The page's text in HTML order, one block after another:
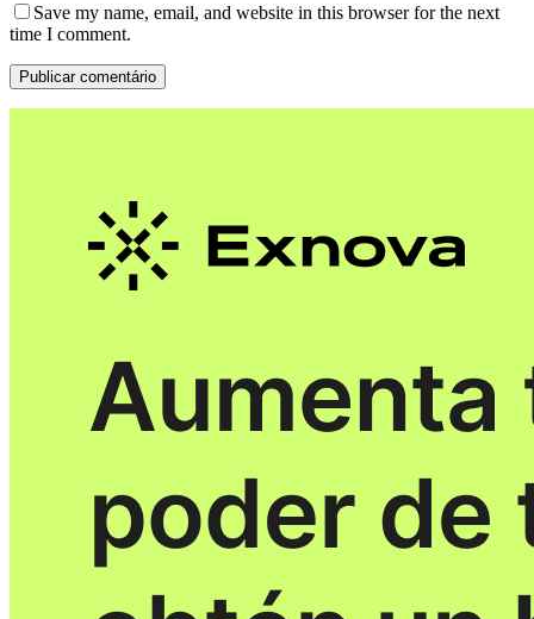
Save my name, email, and website in this browser for the next
time I comment.